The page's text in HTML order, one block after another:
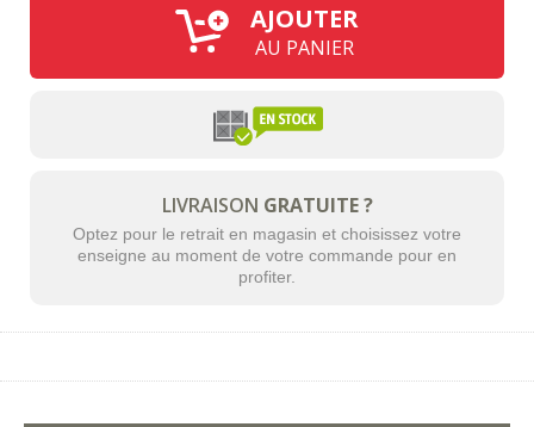
AJOUTER
AU PANIER
LIVRAISON GRATUITE ?
Optez pour le retrait en magasin et choisissez votre
enseigne au moment de votre commande pour en
profiter.